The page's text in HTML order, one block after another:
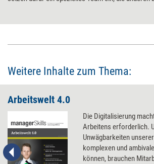
Weitere Inhalte zum Thema:
Arbeitswelt 4.0
Die Digitalisierung
Arbeitens erforderlich.
Unwägbarkeiten
komplexen und
können, brauchen